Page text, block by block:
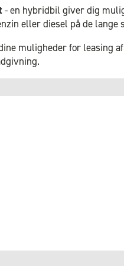
- en hybridbil giver dig
eller diesel på de lange
muligheder for leasing